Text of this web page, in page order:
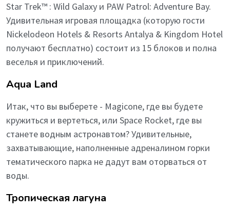
Star Trek™ : Wild Galaxy и PAW Patrol: Adventure Bay.
Удивительная игровая площадка (которую гости
Nickelodeon Hotels & Resorts Antalya & Kingdom Hotel
получают бесплатно) состоит из 15 блоков и полна
веселья и приключений.
Aqua Land
Итак, что вы выберете - Magicone, где вы будете
кружиться и вертеться, или Space Rocket, где вы
станете водным астронавтом? Удивительные,
захватывающие, наполненные адреналином горки
тематического парка не дадут вам оторваться от
воды.
Тропическая лагуна